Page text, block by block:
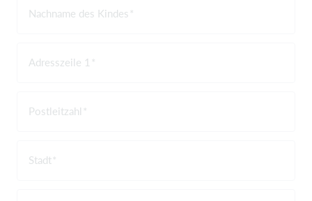
Nachname des Kindes
Adresszeile 1
Postleitzahl
Stadt